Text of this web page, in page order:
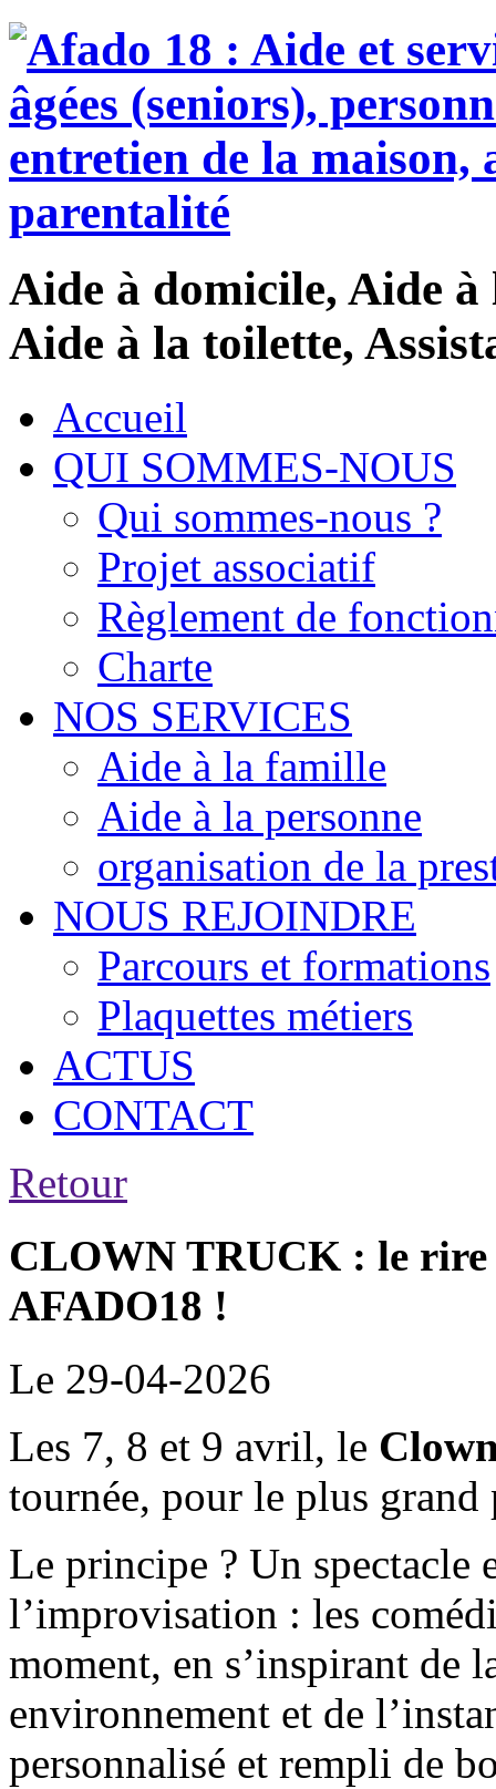
Aide à domicile, Aide
Aide à la toilette,
Accueil
QUI SOMMES-NOUS
Qui sommes-nous ?
Projet associatif
Règlement de
Charte
NOS SERVICES
Aide à la famille
Aide à la personne
organisation de la
NOUS REJOINDRE
Parcours et formations
Plaquettes métiers
ACTUS
CONTACT
Retour
CLOWN TRUCK : le rire
AFADO18 !
Le 29-04-2026
Les 7, 8 et 9 avril, le
tournée, pour le plus
Le principe ? Un spectacle
l’improvisation : les
moment, en s’inspirant de
environnement et de
personnalisé et rempli de